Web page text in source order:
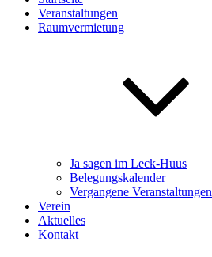
Veranstaltungen
Raumvermietung
Ja sagen im Leck-Huus
Belegungskalender
Vergangene Veranstaltungen
Verein
Aktuelles
Kontakt